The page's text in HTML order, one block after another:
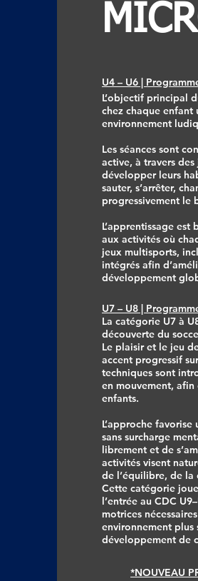
U4 – U6 |
L’objectif principal
chez chaque enfant
environnement
Les séances sont
active, à travers
développer leurs
sauter, s’arrêter,
progressivement le
L’apprentissage
aux activités où
jeux multisports,
intégrés afin
développement
U7 – U8 |
La catégorie U7 à
découverte du
Le plaisir et le jeu
accent progressif
techniques sont
en mouvement, afin
enfants.
L’approche
sans surcharge
librement et de
activités visent
de l’équilibre, de
Cette catégorie
l’entrée au CDC
motrices
environnement
développement de
*NOUVEAU